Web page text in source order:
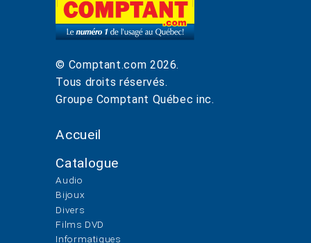
© Comptant.com 2026.
Tous droits réservés.
Groupe Comptant Québec inc.
Accueil
Catalogue
Audio
Bijoux
Divers
Films DVD
Informatiques